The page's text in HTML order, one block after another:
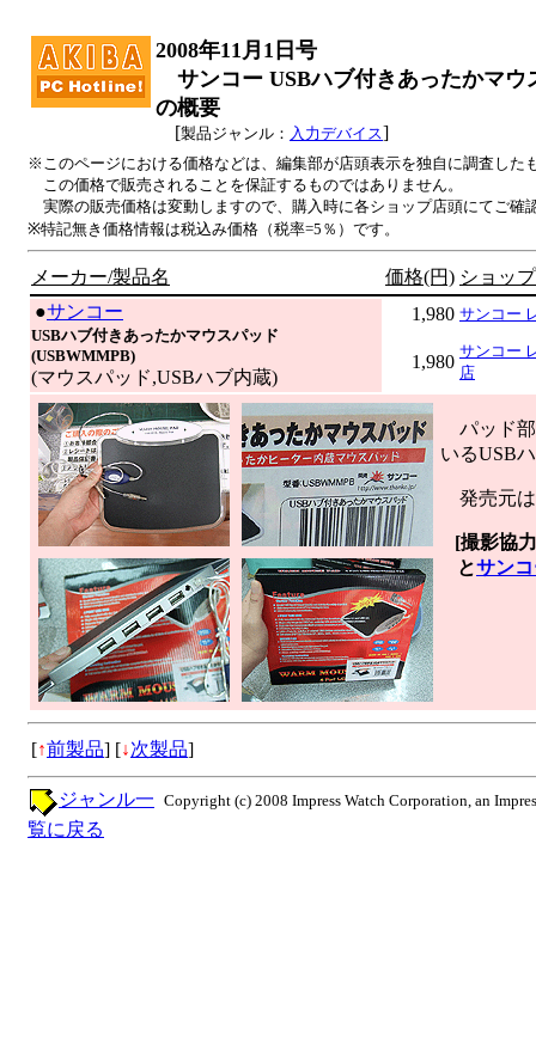
2008年11月1日号
サンコー USBハブ付きあったかマウ
の概要
[製品ジャンル： 入力デバイス]
※このページにおける価格などは、編集部が店頭表示を独自に調査した
この価格で販売されることを保証するものではありません。
実際の販売価格は変動しますので、購入時に各ショップ店頭にてご確
※特記無き価格情報は税込み価格（税率=5％）です。
メーカー/製品名 価格(円) ショップ
●サンコー
USBハブ付きあったかマウスパッド
(USBWMMPB)
(マウスパッド,USBハブ内蔵)
1,980 サンコー
1,980
サンコー
店
パッド部
いるUSB
発売元は
[撮影協
とサン
[↑前製品] [↓次製品]
Copyright (c) 2008 Impress Watch Corporation, an
ジャンル一
覧に戻る